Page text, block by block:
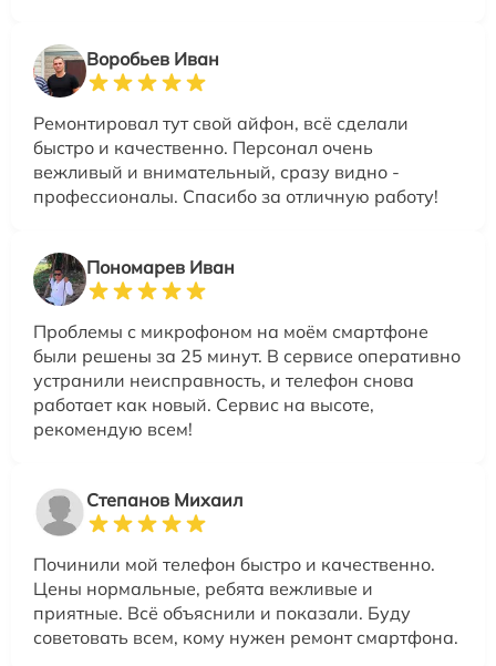
Воробьев Иван
Ремонтировал тут свой айфон, всё сделали
быстро и качественно. Персонал очень
вежливый и внимательный, сразу видно -
профессионалы. Спасибо за отличную работу!
Пономарев Иван
Проблемы с микрофоном на моём смартфоне
были решены за 25 минут. В сервисе оперативно
устранили неисправность, и телефон снова
работает как новый. Сервис на высоте,
рекомендую всем!
Степанов Михаил
Починили мой телефон быстро и качественно.
Цены нормальные, ребята вежливые и
приятные. Всё объяснили и показали. Буду
советовать всем, кому нужен ремонт смартфона.